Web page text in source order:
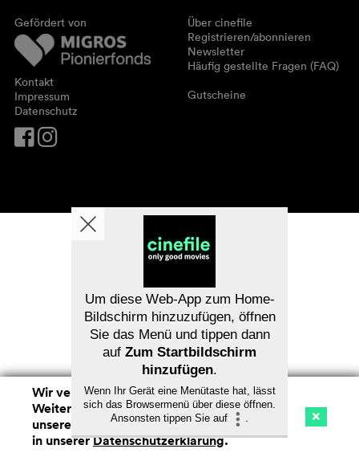
Kino Streaming Watchlist (
Gefördert von
Kontakt
Impressum
Datenschutz
Über cinefile
Registrieren/abonnieren
Newsletter
Häufig gestellte Fragen (FAQ)
Gutscheine
Wir verwenden Cookies. Mit dem
Weitersurfen auf cinefile.ch stimmen Sie
unserer Cookie-Nutzung zu. Mehr Infos
in unsererDatenschutzerklärung.
Um diese Web-App zum Home-
Bildschirm hinzuzufügen, öffnen
Sie das Menü und tippen dann
auf Zum Startbildschirm
hinzufügen.
Wenn Ihr Gerät eine Menütaste hat, lässt
sich das Browsermenü über diese öffnen.
Ansonsten tippen Sie auf
.